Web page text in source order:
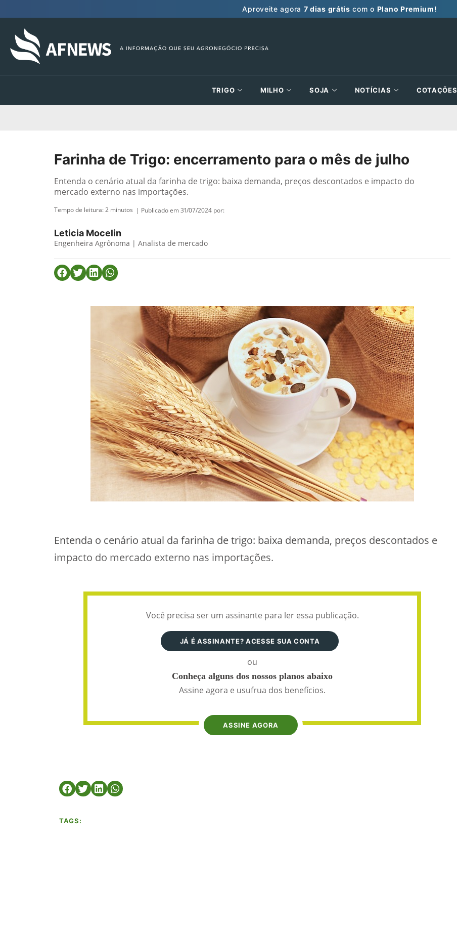
Aproveite agora 7 dias grátis com o Plano Premium!
TRIGO MILHO SOJA NOTÍCIAS COTAÇÕES
Farinha de Trigo: encerramento para o mês de julho
Entenda o cenário atual da farinha de trigo: baixa demanda, preços descontados e impacto do
mercado externo nas importações.
Tempo de leitura:2 minutos | Publicado em 31/07/2024 por:
Leticia Mocelin
Engenheira Agrônoma | Analista de mercado
Entenda o cenário atual da farinha de trigo: baixa demanda, preços descontados e
impacto do mercado externo nas importações.
Você precisa ser um assinante para ler essa publicação.
JÁ É ASSINANTE? ACESSE SUA CONTA
ou
Conheça alguns dos nossos planos abaixo
Assine agora e usufrua dos benefícios.
ASSINE AGORA
TAGS: